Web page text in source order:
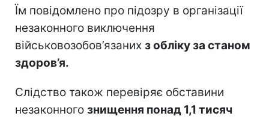
Їм повідомлено про підозру в організації
незаконного виключення
військовозобов’язаних з обліку за станом
здоров’я.
Слідство також перевіряє обставини
незаконного знищення понад 1,1 тисяч